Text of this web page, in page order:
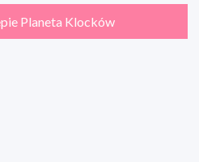
Planeta Klocków